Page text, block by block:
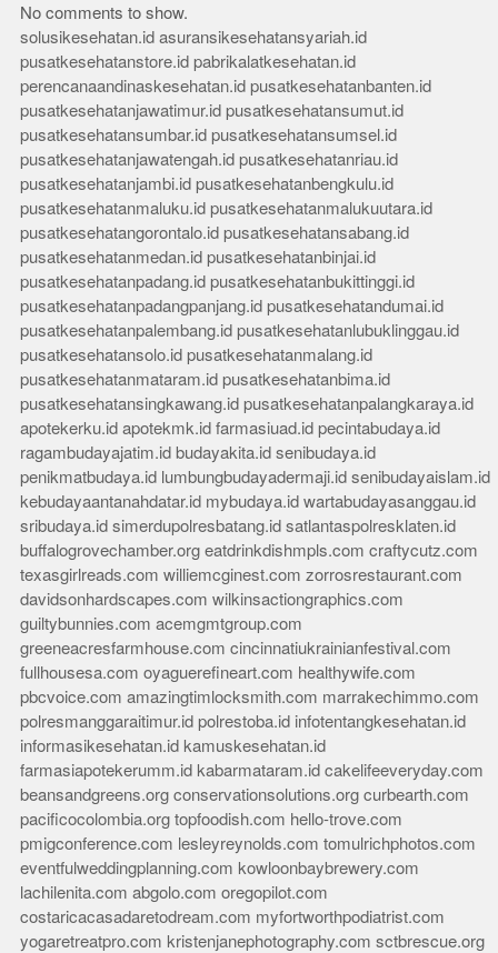
No comments to show.
solusikesehatan.id asuransikesehatansyariah.id
pusatkesehatanstore.id pabrikalatkesehatan.id
perencanaandinaskesehatan.id pusatkesehatanbanten.id
pusatkesehatanjawatimur.id pusatkesehatansumut.id
pusatkesehatansumbar.id pusatkesehatansumsel.id
pusatkesehatanjawatengah.id pusatkesehatanriau.id
pusatkesehatanjambi.id pusatkesehatanbengkulu.id
pusatkesehatanmaluku.id pusatkesehatanmalukuutara.id
pusatkesehatangorontalo.id pusatkesehatansabang.id
pusatkesehatanmedan.id pusatkesehatanbinjai.id
pusatkesehatanpadang.id pusatkesehatanbukittinggi.id
pusatkesehatanpadangpanjang.id pusatkesehatandumai.id
pusatkesehatanpalembang.id pusatkesehatanlubuklinggau.id
pusatkesehatansolo.id pusatkesehatanmalang.id
pusatkesehatanmataram.id pusatkesehatanbima.id
pusatkesehatansingkawang.id pusatkesehatanpalangkaraya.id
apotekerku.id apotekmk.id farmasiuad.id pecintabudaya.id
ragambudayajatim.id budayakita.id senibudaya.id
penikmatbudaya.id lumbungbudayadermaji.id senibudayaislam.id
kebudayaantanahdatar.id mybudaya.id wartabudayasanggau.id
sribudaya.id simerdupolresbatang.id satlantaspolresklaten.id
buffalogrovechamber.org eatdrinkdishmpls.com craftycutz.com
texasgirlreads.com williemcginest.com zorrosrestaurant.com
davidsonhardscapes.com wilkinsactiongraphics.com
guiltybunnies.com acemgmtgroup.com
greeneacresfarmhouse.com cincinnatiukrainianfestival.com
fullhousesa.com oyaguerefineart.com healthywife.com
pbcvoice.com amazingtimlocksmith.com marrakechimmo.com
polresmanggaraitimur.id polrestoba.id infotentangkesehatan.id
informasikesehatan.id kamuskesehatan.id
farmasiapotekerumm.id kabarmataram.id cakelifeeveryday.com
beansandgreens.org conservationsolutions.org curbearth.com
pacificocolombia.org topfoodish.com hello-trove.com
pmigconference.com lesleyreynolds.com tomulrichphotos.com
eventfulweddingplanning.com kowloonbaybrewery.com
lachilenita.com abgolo.com oregopilot.com
costaricacasadaretodream.com myfortworthpodiatrist.com
yogaretreatpro.com kristenjanephotography.com sctbrescue.org